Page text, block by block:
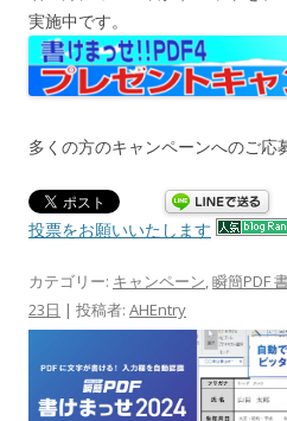
実施中です。
多くの方のキャンペーンへのご応
投票をお願いいたします
カテゴリー: キャンペーン,瞬簡PDF
23日 | 投稿者: AHEntry